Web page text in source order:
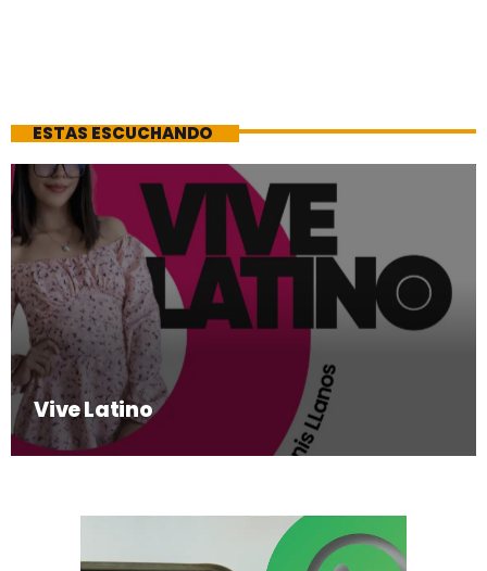
ESTAS ESCUCHANDO
Vive Latino